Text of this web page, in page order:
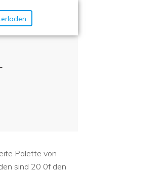
Palette von
sind 20 0f den